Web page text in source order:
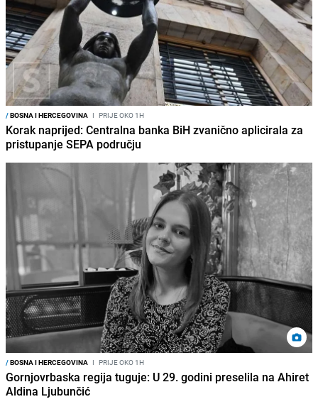
/BOSNA I HERCEGOVINA I PRIJE OKO 1H
Korak naprijed: Centralna banka BiH zvanično aplicirala za
pristupanje SEPA području
/BOSNA I HERCEGOVINA I PRIJE OKO 1H
Gornjovrbaska regija tuguje: U 29. godini preselila na Ahiret
Aldina Ljubunčić